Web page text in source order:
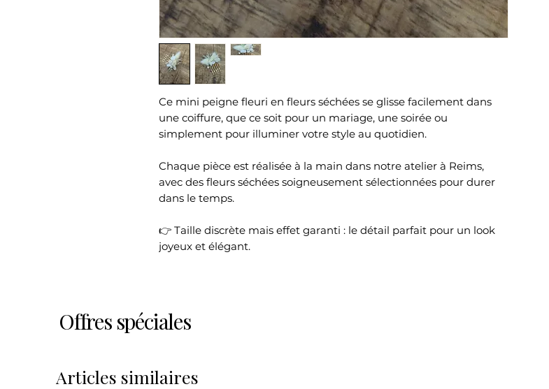
Ce mini peigne fleuri en fleurs séchées se glisse facilement dans
une coiffure, que ce soit pour un mariage, une soirée ou
simplement pour illuminer votre style au quotidien.
Chaque pièce est réalisée à la main dans notre atelier à Reims,
avec des fleurs séchées soigneusement sélectionnées pour durer
dans le temps.
👉 Taille discrète mais effet garanti : le détail parfait pour un look
joyeux et élégant.
Offres spéciales
Articles similaires